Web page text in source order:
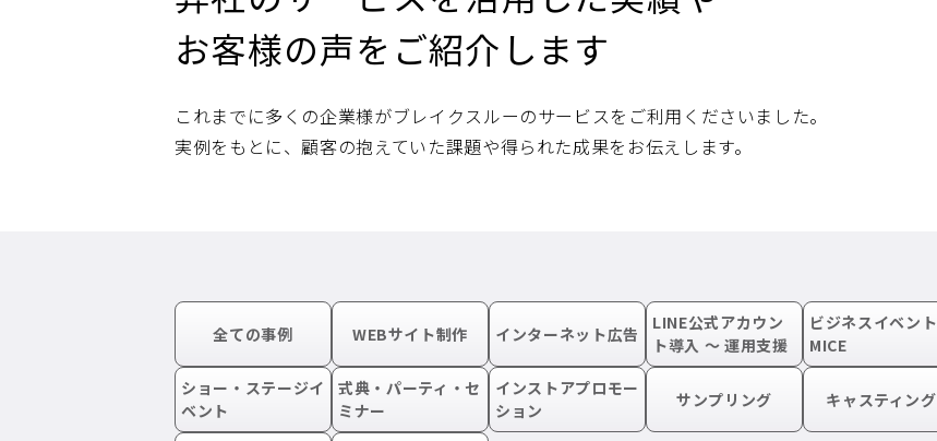
お客様の声をご紹介します
これまでに多くの企業様がブレイクスルーのサービスをご利用くださいました。
実例をもとに、顧客の抱えていた課題や得られた成果をお伝えします。
全ての事例 WEBサイト制作 インターネット広告
LINE公式アカウン
ト導入 〜 運用支援
ビジネスイベント
MICE
ショー・ステージイ
ベント
式典・パーティ・セ
ミナー
インストアプロモー
ション
サンプリング キャスティング